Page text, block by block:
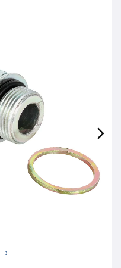
4St A4 Rostfritt